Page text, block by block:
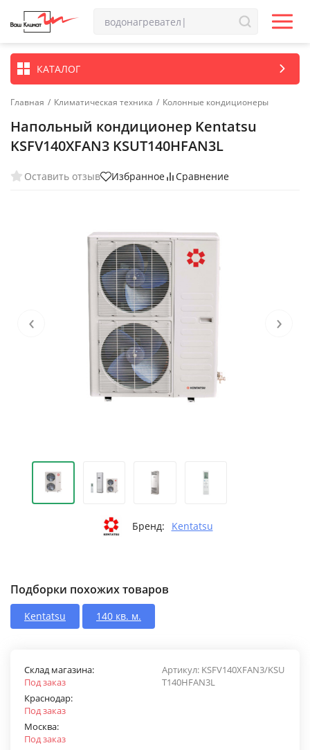
КАТАЛОГ
Главная / Климатическая техника / Колонные кондиционеры
Напольный кондиционер Kentatsu
KSFV140XFAN3 KSUT140HFAN3L
Оставить отзыв Избранное Сравнение
‹ ›
Бренд: Kentatsu
Подборки похожих товаров
Kentatsu 140 кв. м.
Артикул: KSFV140XFAN3/KSU
T140HFAN3L
Склад магазина:
Под заказ
Краснодар:
Под заказ
Москва:
Под заказ